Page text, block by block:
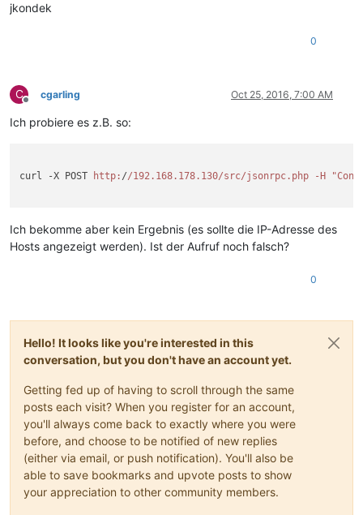
jkondek
0
C
Offline
cgarling Oct 25, 2016, 7:00 AM
Ich probiere es z.B. so:
curl -X POST http: //192.168.178.130/src/jsonrpc.php -H
Ich bekomme aber kein Ergebnis (es sollte die IP-Adresse des
Hosts angezeigt werden). Ist der Aufruf noch falsch?
0
Hello! It looks like you're interested in this
conversation, but you don't have an account yet.
Getting fed up of having to scroll through the same
posts each visit? When you register for an account,
you'll always come back to exactly where you were
before, and choose to be notified of new replies
(either via email, or push notification). You'll also be
able to save bookmarks and upvote posts to show
your appreciation to other community members.